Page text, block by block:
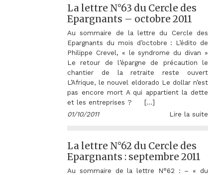
La lettre N°63 du Cercle des
Epargnants – octobre 2011
Au sommaire de la lettre du Cercle des
Epargnants du mois d’octobre : L’édito de
Philippe Crevel, « le syndrome du divan »
Le retour de l’épargne de précaution le
chantier de la retraite reste ouvert
L’Afrique, le nouvel eldorado Le dollar n’est
pas encore mort A qui appartient la dette
et les entreprises ? […]
01/10/2011
Lire la suite
La lettre N°62 du Cercle des
Epargnants : septembre 2011
Au sommaire de la lettre N°62 : – « du